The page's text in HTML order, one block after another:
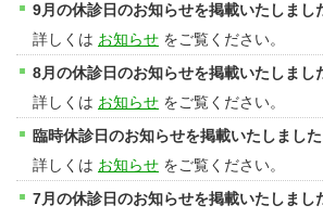
9月の休診日のお知らせを掲載いたしまし
詳しくは お知らせ をご覧ください。
8月の休診日のお知らせを掲載いたしまし
詳しくは お知らせ をご覧ください。
臨時休診日のお知らせを掲載いたしました
詳しくは お知らせ をご覧ください。
7月の休診日のお知らせを掲載いたしまし